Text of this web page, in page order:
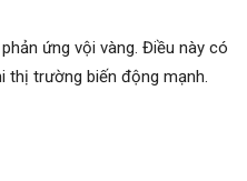
ứng vội vàng. Điều này có
thị trường biến động mạnh.